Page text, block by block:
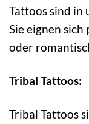
Tattoos sind in
Sie eignen
oder
Tribal Tattoos:
Tribal Tattoos